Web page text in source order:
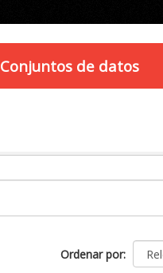
Conjuntos de datos
Ordenar por